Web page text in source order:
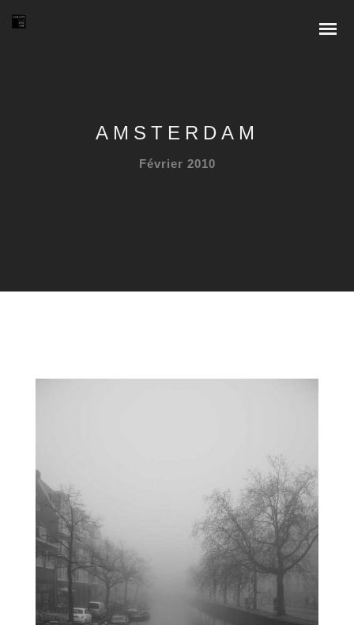
AMSTERDAM
Février 2010